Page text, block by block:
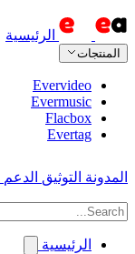
الرئيسية
المنتجات
Evervideo
Evermusic
Flacbox
Evertag
المدونة التوثيق الدعم
الرئيسية